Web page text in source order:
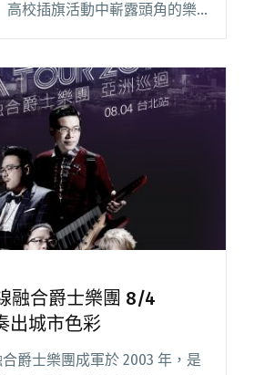
高校插旗活動中嶄露頭角的樂
8/14 在 legacy mini 舉辦專場
非賣品挑戰專場演出"
融合爵士樂團 8/4
出城市色彩
爵士樂團成軍於 2003 年，是